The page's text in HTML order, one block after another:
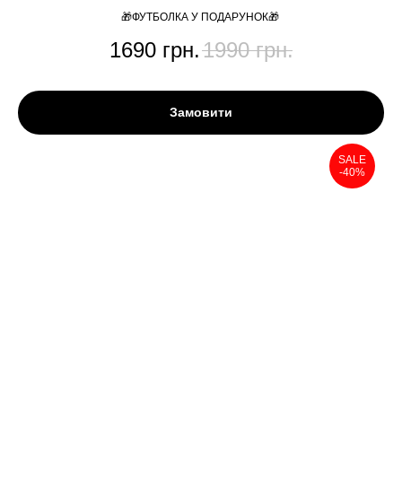
🎁ФУТБОЛКА У ПОДАРУНОК🎁
1690 грн.1990 грн.
Замовити
SALE
-40%